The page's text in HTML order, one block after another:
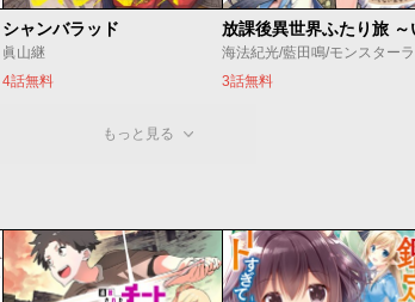
シャンバラッド
眞山継
4話無料
3話無料
もっと見る